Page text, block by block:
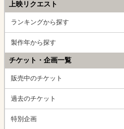
上映リクエスト
ランキングから探す
製作年から探す
チケット・企画一覧
販売中のチケット
過去のチケット
特別企画